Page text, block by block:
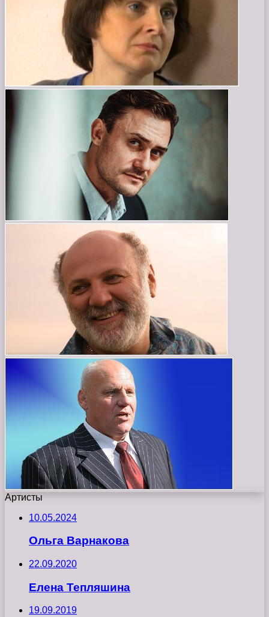
Артисты
10.05.2024
Ольга Варнакова
22.09.2020
Елена Тепляшина
19.09.2019